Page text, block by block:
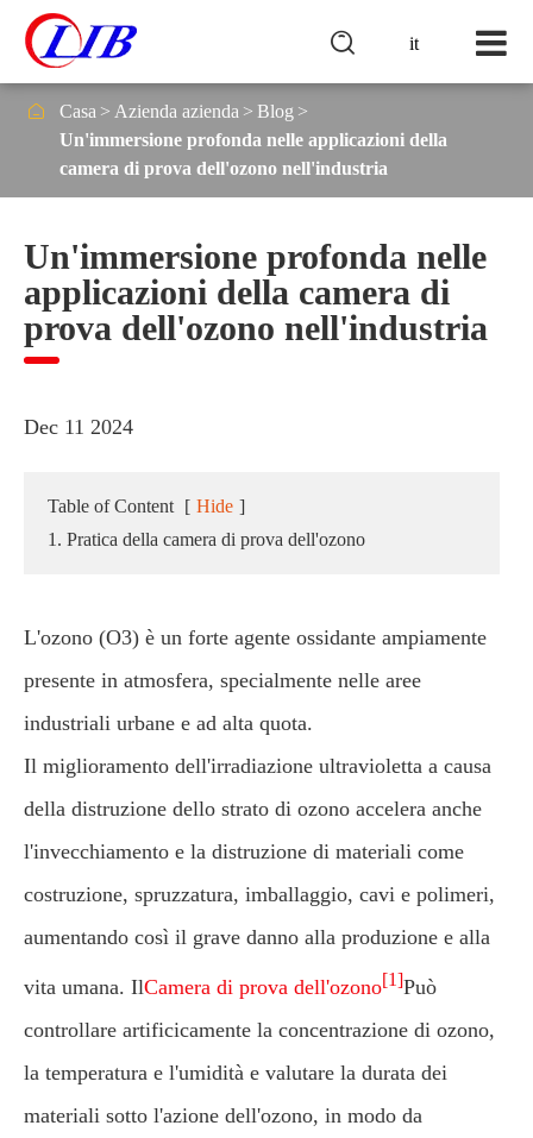
it

 Casa Azienda azienda
Blog
Un'immersione profonda nelle applicazioni della
camera di prova dell'ozono nell'industria
Un'immersione profonda nelle
applicazioni della camera di
prova dell'ozono nell'industria
Dec 11 2024
Table of Content [ Hide ]
1. Pratica della camera di prova dell'ozono
L'ozono (O3) è un forte agente ossidante ampiamente
presente in atmosfera, specialmente nelle aree
industriali urbane e ad alta quota.
Il miglioramento dell'irradiazione ultravioletta a causa
della distruzione dello strato di ozono accelera anche
l'invecchiamento e la distruzione di materiali come
costruzione, spruzzatura, imballaggio, cavi e polimeri,
aumentando così il grave danno alla produzione e alla
vita umana. IlCamera di prova dell'ozono[1]Può
controllare artificicamente la concentrazione di ozono,
la temperatura e l'umidità e valutare la durata dei
materiali sotto l'azione dell'ozono, in modo da